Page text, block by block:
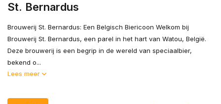
St. Bernardus
Brouwerij St. Bernardus: Een Belgisch Biericoon Welkom bij
Brouwerij St. Bernardus, een parel in het hart van Watou, België.
Deze brouwerij is een begrip in de wereld van speciaalbier,
bekend o...
Lees meer